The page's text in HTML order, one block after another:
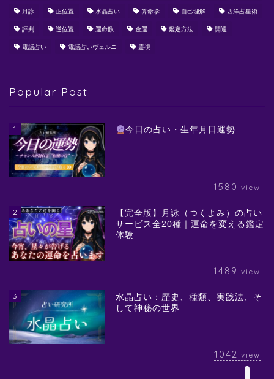
月詠 正位置 水晶占い 算命学 自己理解 西洋占星術
評判 逆位置 運命数 金運 鑑定方法 開運
電話占い 電話占いヴェルニ 霊視
Popular Post
1 今日の占い・生年月日運勢
1580 view
2
【完全版】月詠（つくよみ）の占い
サービス全20種｜運命を変える鑑定
体験
1489 view
3
水晶占い：歴史、種類、実践法、そ
して神秘の世界
1042 view